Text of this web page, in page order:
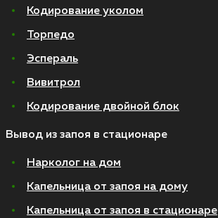
Кодирование уколом
Торпедо
Эспераль
Вивитрол
Кодирование двойной блок
Вывод из запоя в стационаре
Нарколог на дом
Капельница от запоя на дому
Капельница от запоя в стационаре